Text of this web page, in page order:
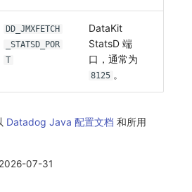
DD_JMXFETCH
_STATSD_POR
T
DataKit
StatsD 端
口，通常为
8125 。
Datadog Java 配置文档 和所用
2026-07-31